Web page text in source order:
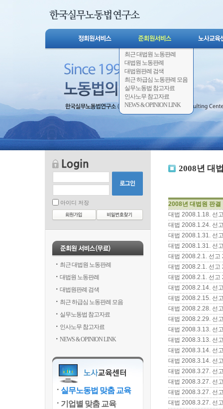
최근 대법원 노동판례
대법원 노동판례
대법원판례 검색
최근 하급심 노동판례 모음
실무노동법 참고자료
인사노무 참고자료
NEWS & OPINION LINK
아이디 저장
최근 대법원 노동판례
대법원 노동판례
대법원판례 검색
최근 하급심 노동판례 모음
실무노동법 참고자료
인사노무 참고자료
NEWS & OPINION LINK
실무노동법 맞춤 교육
기업별 맞춤 교육
2008년 대
2008년 대법원 판결
대법 2008.1.18. 선
대법 2008.1.24. 선
대법 2008.1.31. 선
대법 2008.1.31. 선
대법 2008.2.1. 선고
대법 2008.2.1. 선고
대법 2008.2.1. 선고
대법 2008.2.14. 선
대법 2008.2.15. 선
대법 2008.2.28. 선
대법 2008.2.29. 선
대법 2008.3.13. 선
대법 2008.3.13. 선
대법 2008.3.14. 선
대법 2008.3.14. 선
대법 2008.3.27. 선
대법 2008.3.27. 선
대법 2008.3.27. 선
대법 2008.3.27. 선